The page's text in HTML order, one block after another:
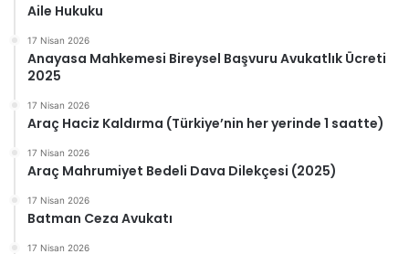
Aile Hukuku
17 Nisan 2026
Anayasa Mahkemesi Bireysel Başvuru Avukatlık Ücreti
2025
17 Nisan 2026
Araç Haciz Kaldırma (Türkiye’nin her yerinde 1 saatte)
17 Nisan 2026
Araç Mahrumiyet Bedeli Dava Dilekçesi (2025)
17 Nisan 2026
Batman Ceza Avukatı
17 Nisan 2026